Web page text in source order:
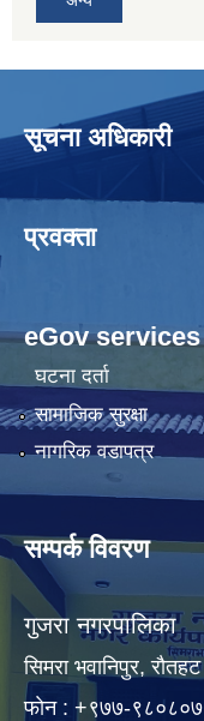
सूचना अधिकारी
प्रवक्ता
eGov services
घटना दर्ता
सामाजिक सुरक्षा
नागरिक वडापत्र
सम्पर्क विवरण
गुजरा नगरपालिका
सिमरा भवानिपुर, राैतहट
फाेन : +९७७-